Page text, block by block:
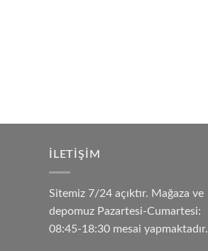
İLETIŞIM
Sitemiz 7/24 açıktır. Mağaza ve
depomuz Pazartesi-Cumartesi:
08:45-18:30 mesai yapmaktadır.